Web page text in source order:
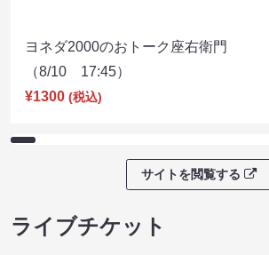
ヨネダ2000のおトーク座右衛門
（8/10 17:45）
¥1300 (税込)
サイトを閲覧する
ライブチケット